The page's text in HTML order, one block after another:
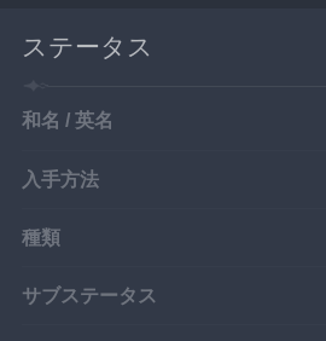
ステータス
和名 / 英名
入手方法
種類
サブステータス